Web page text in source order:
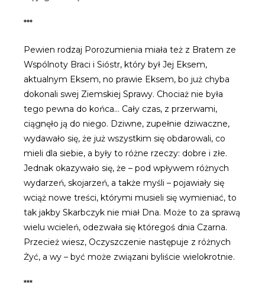
***
Pewien rodzaj Porozumienia miała też z Bratem ze
Wspólnoty Braci i Sióstr, który był Jej Eksem,
aktualnym Eksem, no prawie Eksem, bo już chyba
dokonali swej Ziemskiej Sprawy. Chociaż nie była
tego pewna do końca… Cały czas, z przerwami,
ciągnęło ją do niego. Dziwne, zupełnie dziwaczne,
wydawało się, że już wszystkim się obdarowali, co
mieli dla siebie, a były to różne rzeczy: dobre i złe.
Jednak okazywało się, że – pod wpływem różnych
wydarzeń, skojarzeń, a także myśli – pojawiały się
wciąż nowe treści, którymi musieli się wymieniać, to
tak jakby Skarbczyk nie miał Dna. Może to za sprawą
wielu wcieleń, odezwała się któregoś dnia Czarna.
Przecież wiesz, Oczyszczenie następuje z różnych
Żyć, a wy – być może związani byliście wielokrotnie.
***